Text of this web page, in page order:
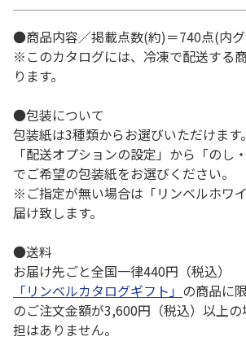
●商品内容／掲載点数(約)＝740点(内
※このカタログには、冷凍で配送する
ります。
●包装について
包装紙は3種類からお選びいただけます。
「配送オプションの設定」から「のし
でご希望の包装紙をお選びください。
※ご指定が無い場合は「リンベルホワ
届け致します。
●送料
お届け先ごと全国一律440円（税込）
「リンベルカタログギフト」 の商品に
のご注文金額が3,600円（税込）以上
担はありません。